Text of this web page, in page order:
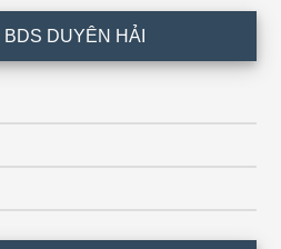
DUYÊN HẢI